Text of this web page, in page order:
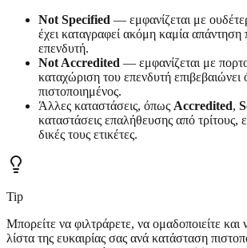
Not Specified — εμφανίζεται με
έχει καταγραφεί ακόμη καμία απάντηση
επενδυτή.
Not Accredited — εμφανίζεται με
καταχώριση του επενδυτή επιβεβαιώνει
πιστοποιημένος.
Άλλες καταστάσεις, όπως Accredited,
καταστάσεις επαλήθευσης από τρίτους,
δικές τους ετικέτες.
Tip
Μπορείτε να φιλτράρετε, να ομαδοποιείτε και
λίστα της ευκαιρίας σας ανά κατάσταση